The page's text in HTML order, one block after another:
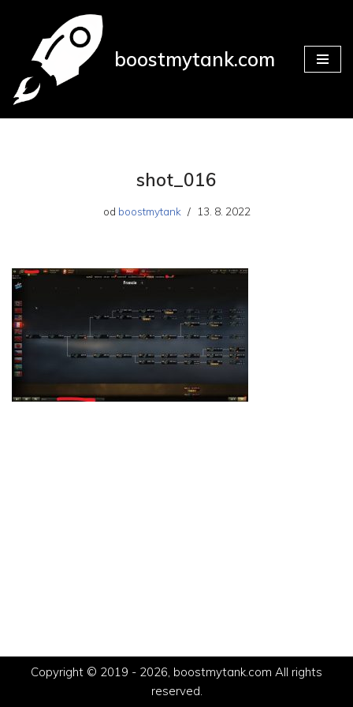
Přeskočit
obsah
boostmytank.com
shot_016
od boostmytank 13. 8. 2022
Copyright © 2019 - 2026, boostmytank.com All rights
reserved.